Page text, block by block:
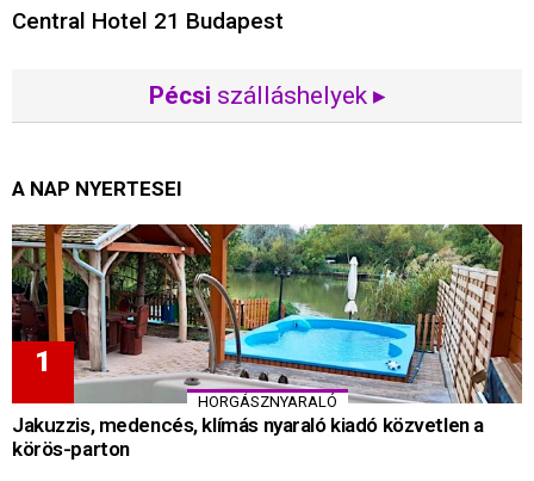
Central Hotel 21 Budapest
Pécsi szálláshelyek ▸
A NAP NYERTESEI
HORGÁSZNYARALÓ
Jakuzzis, medencés, klímás nyaraló kiadó közvetlen a
körös-parton